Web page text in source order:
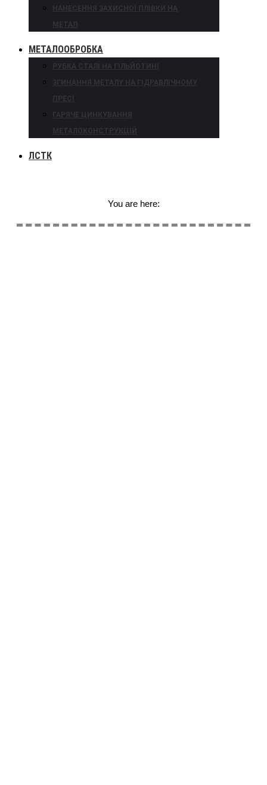
НАНЕСЕННЯ ЗАХИСНОЇ ПЛІВКИ НА
МЕТАЛ
МЕТАЛООБРОБКА
РУБКА СТАЛІ НА ГІЛЬЙОТИНІ
ЗГИНАННЯ МЕТАЛУ НА ГІДРАВЛІЧНОМУ
ПРЕСІ
ГАРЯЧЕ ЦИНКУВАННЯ
МЕТАЛОКОНСТРУКЦІЙ
ЛСТК
You are here: